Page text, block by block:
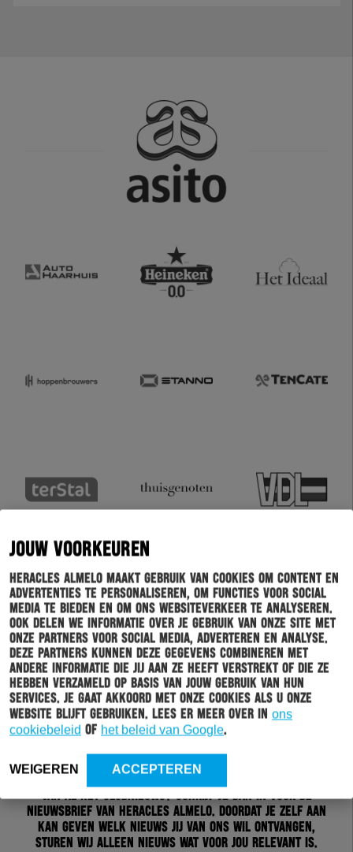
JOUW VOORKEUREN
Heracles Almelo maakt gebruik van cookies om content en
advertenties te personaliseren, om functies voor social
media te bieden en om ons websiteverkeer te analyseren.
Ook delen we informatie over je gebruik van onze site met
onze partners voor social media, adverteren en analyse.
Deze partners kunnen deze gegevens combineren met
andere informatie die jij aan ze heeft verstrekt of die ze
hebben verzameld op basis van jouw gebruik van hun
services. Je gaat akkoord met onze cookies als u onze
website blijft gebruiken. Lees er meer over in ons
cookiebeleid of het beleid van Google.
WEIGEREN ACCEPTEREN
van al het clubnieuws? Schrijf je dan in voor de
nieuwsbrief van Heracles Almelo. Doordat je zelf aan
kan geven welk nieuws jij van ons wil ontvangen,
sturen wij alleen nieuws wat voor jou relevant is.